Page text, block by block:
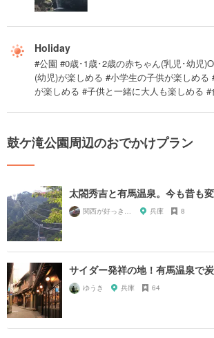
Holiday
#公園 #0歳･1歳･2歳の赤ちゃん(乳児･幼児
(幼児)が楽しめる #小学生の子供が楽しめる
が楽しめる #子供と一緒に大人も楽しめる
鼓ケ滝公園周辺のおでかけプラン
太閤秀吉と有馬温泉。今も昔も
関西が好っきゃねん 兵庫 8
サイダー発祥の地！有馬温泉で
ゆうき 兵庫 64